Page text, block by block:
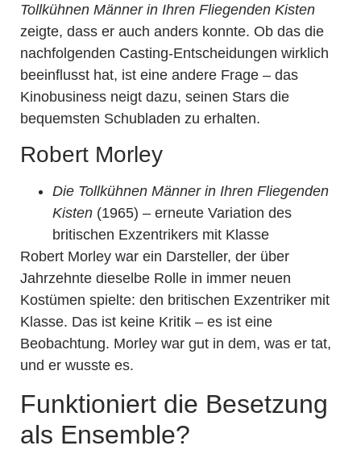
Tollkühnen Männer in Ihren Fliegenden Kisten
zeigte, dass er auch anders konnte. Ob das die
nachfolgenden Casting-Entscheidungen wirklich
beeinflusst hat, ist eine andere Frage – das
Kinobusiness neigt dazu, seinen Stars die
bequemsten Schubladen zu erhalten.
Robert Morley
Die Tollkühnen Männer in Ihren Fliegenden
Kisten (1965) – erneute Variation des
britischen Exzentrikers mit Klasse
Robert Morley war ein Darsteller, der über
Jahrzehnte dieselbe Rolle in immer neuen
Kostümen spielte: den britischen Exzentriker mit
Klasse. Das ist keine Kritik – es ist eine
Beobachtung. Morley war gut in dem, was er tat,
und er wusste es.
Funktioniert die Besetzung
als Ensemble?